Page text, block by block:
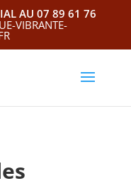
AU 07 89 61 76
VIBRANTE-